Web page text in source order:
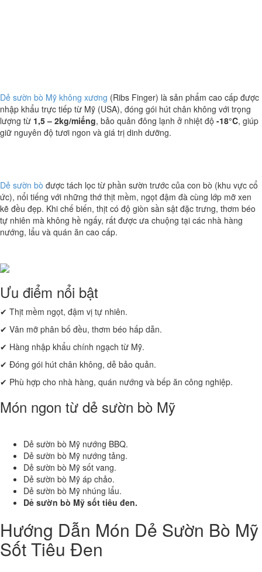
Dẻ sườn bò Mỹ không xương (Ribs Finger) là sản phẩm cao cấp được
nhập khẩu trực tiếp từ Mỹ (USA), đóng gói hút chân không với trọng
lượng từ 1,5 – 2kg/miếng, bảo quản đông lạnh ở nhiệt độ -18°C, giúp
giữ nguyên độ tươi ngon và giá trị dinh dưỡng.
Dẻ sườn bò được tách lọc từ phần sườn trước của con bò (khu vực cổ
ức), nổi tiếng với những thớ thịt mềm, ngọt đậm đà cùng lớp mỡ xen
kẽ đều đẹp. Khi chế biến, thịt có độ giòn sần sật đặc trưng, thơm béo
tự nhiên mà không hề ngấy, rất được ưa chuộng tại các nhà hàng
nướng, lẩu và quán ăn cao cấp.
Ưu điểm nổi bật
✔ Thịt mềm ngọt, đậm vị tự nhiên.
✔ Vân mỡ phân bố đều, thơm béo hấp dẫn.
✔ Hàng nhập khẩu chính ngạch từ Mỹ.
✔ Đóng gói hút chân không, dễ bảo quản.
✔ Phù hợp cho nhà hàng, quán nướng và bếp ăn công nghiệp.
Món ngon từ dẻ sườn bò Mỹ
Dẻ sườn bò Mỹ nướng BBQ.
Dẻ sườn bò Mỹ nướng tảng.
Dẻ sườn bò Mỹ sốt vang.
Dẻ sườn bò Mỹ áp chảo.
Dẻ sườn bò Mỹ nhúng lẩu.
Dẻ sườn bò Mỹ sốt tiêu đen.
Hướng Dẫn Món Dẻ Sườn Bò Mỹ
Sốt Tiêu Đen